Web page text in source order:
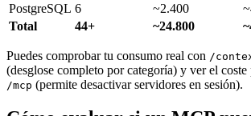
PostgreSQL 6 ~2.400
Total
44+ ~24.800
Puedes comprobar tu consumo real con /
(desglose completo por categoría) y ver el
/mcp (permite desactivar servidores en sesión).